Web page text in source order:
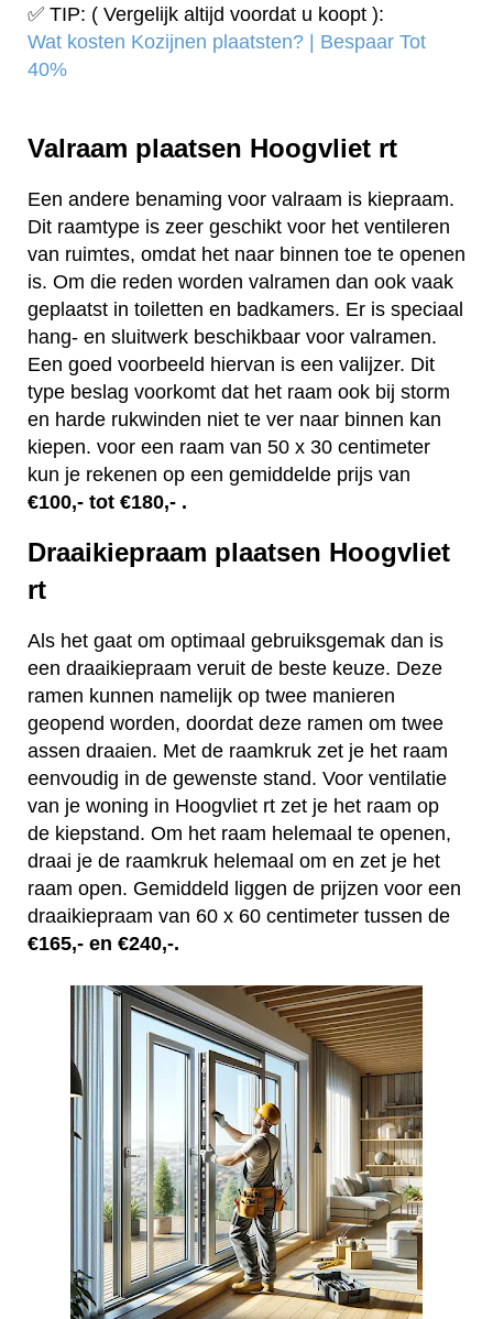
✅ TIP: ( Vergelijk altijd voordat u koopt ):
Wat kosten Kozijnen plaatsten? | Bespaar Tot
40%‎
Valraam plaatsen Hoogvliet rt
Een andere benaming voor valraam is kiepraam.
Dit raamtype is zeer geschikt voor het ventileren
van ruimtes, omdat het naar binnen toe te openen
is. Om die reden worden valramen dan ook vaak
geplaatst in toiletten en badkamers. Er is speciaal
hang- en sluitwerk beschikbaar voor valramen.
Een goed voorbeeld hiervan is een valijzer. Dit
type beslag voorkomt dat het raam ook bij storm
en harde rukwinden niet te ver naar binnen kan
kiepen. voor een raam van 50 x 30 centimeter
kun je rekenen op een gemiddelde prijs van
€100,- tot €180,- .
Draaikiepraam plaatsen Hoogvliet
rt
Als het gaat om optimaal gebruiksgemak dan is
een draaikiepraam veruit de beste keuze. Deze
ramen kunnen namelijk op twee manieren
geopend worden, doordat deze ramen om twee
assen draaien. Met de raamkruk zet je het raam
eenvoudig in de gewenste stand. Voor ventilatie
van je woning in Hoogvliet rt zet je het raam op
de kiepstand. Om het raam helemaal te openen,
draai je de raamkruk helemaal om en zet je het
raam open. Gemiddeld liggen de prijzen voor een
draaikiepraam van 60 x 60 centimeter tussen de
€165,- en €240,-.